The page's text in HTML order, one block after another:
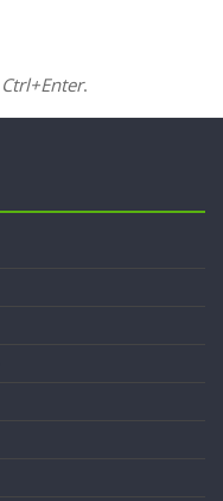
Ctrl+Enter.